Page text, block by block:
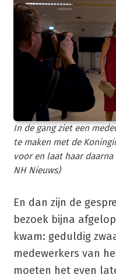
In de gang ziet een
te maken met de
voor en laat haar
NH Nieuws)
En dan zijn de
bezoek bijna
kwam: geduldig
medewerkers van
moeten het even